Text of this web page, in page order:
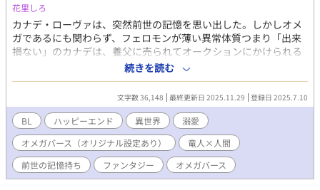
花里しろ
カナデ・ローヴァは、突然前世の記憶を思い出した。しかしオメ
ガであるにも関わらず、フェロモンが薄い異常体質つまり「出来
損ない」のカナデは、養父に売られてオークションにかけられる
寸前の状況。チート能力も持たないカナデは為す術なく竜人のレ
オンハルトに競り落とされてしまう。「出来損ない」の烙印を押
されたオメガは、貴族の玩具にされる運命だ。前世でも政略結婚
の相手から逃げ出した直後、車に轢かれたカナデは「またアルフ
ァ達にいいように扱われる人生か」と、色々と諦めてしまってい
たが……どうやら事情は複雑なようで？ エブリスタでも掲載して
います
続きを読む
文字数 36,148 最終更新日 2025.11.29 登録日 2025.7.10
BL ハッピーエンド 異世界
溺愛
オメガバース（オリジナル設定あり）
竜人×人間
前世の記憶持ち
ファンタジー オメガバース